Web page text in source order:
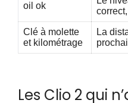
oil ok
Clé à molette
et kilométrage
La
Les Clio 2 qui